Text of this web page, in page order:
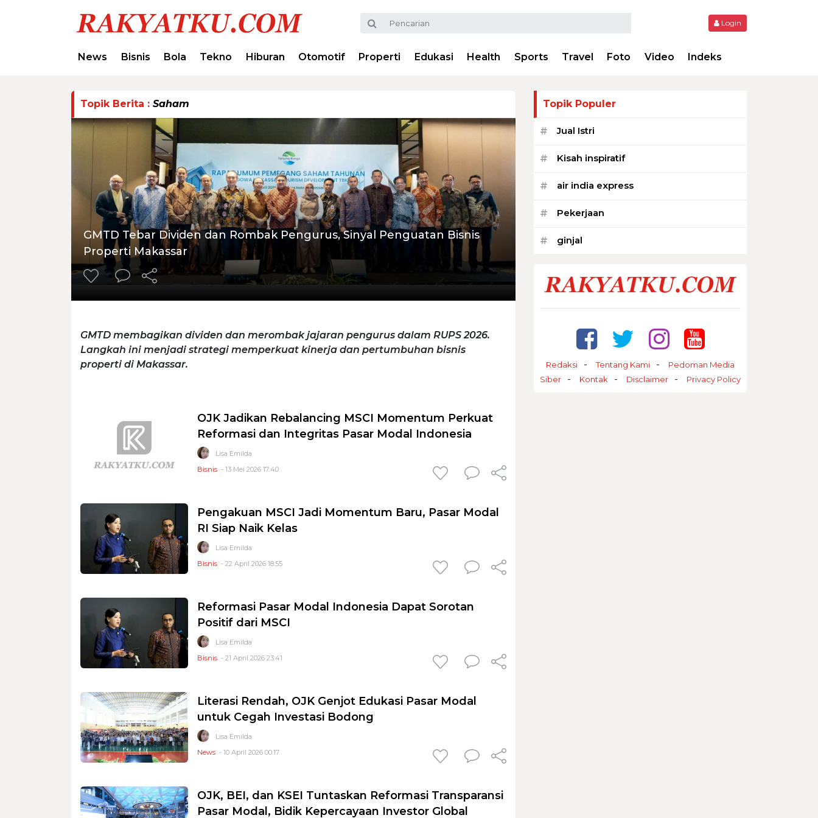
Login
News Bisnis Bola Tekno Hiburan Otomotif Properti Edukasi Health Sports Travel Foto Video Indeks
Topik Berita : Saham
GMTD Tebar Dividen dan Rombak Pengurus, Sinyal Penguatan Bisnis
Properti Makassar
GMTD membagikan dividen dan merombak jajaran pengurus dalam RUPS 2026.
Langkah ini menjadi strategi memperkuat kinerja dan pertumbuhan bisnis
properti di Makassar.
OJK Jadikan Rebalancing MSCI Momentum Perkuat
Reformasi dan Integritas Pasar Modal Indonesia
Lisa Emilda
Bisnis - 13 Mei 2026 17:40
Pengakuan MSCI Jadi Momentum Baru, Pasar Modal
RI Siap Naik Kelas
Lisa Emilda
Bisnis - 22 April 2026 18:55
Reformasi Pasar Modal Indonesia Dapat Sorotan
Positif dari MSCI
Lisa Emilda
Bisnis - 21 April 2026 23:41
Literasi Rendah, OJK Genjot Edukasi Pasar Modal
untuk Cegah Investasi Bodong
Lisa Emilda
News - 10 April 2026 00:17
OJK, BEI, dan KSEI Tuntaskan Reformasi Transparansi
Pasar Modal, Bidik Kepercayaan Investor Global
Topik Populer
# Jual Istri
# Kisah inspiratif
# air india express
# Pekerjaan
# ginjal
Redaksi Tentang Kami
Pedoman Media
Siber
Kontak Disclaimer Privacy Policy